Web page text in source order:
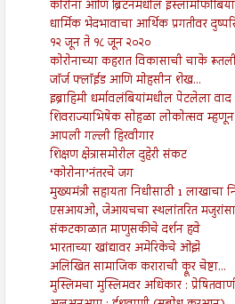
कोरोना आणि ब्रिटनमधील इस्लामोफोबिया
धार्मिक भेदभावाचा आर्थिक प्रगतीवर
१२ जून ते १८ जून २०२०
कोरोनाच्या कहरात विकासाची चाके
जॉर्ज फ्लॉईड आणि मोहसीन शेख...
इब्राहिमी धर्मावलंबियांमधील पेटलेला वाद
शिवराज्याभिषेक सोहळा लोकोत्सव म्हणून
आपली गल्ली हिरवीगार
शिक्षण क्षेत्रासमोरील दुहेरी संकट
‘कोरोना’नंतरचे जग
मुख्यमंत्री सहायता निधीसाठी 1 लाखाचा
एसआयओ, जेआयचचा स्थलांतरित
संकटकाळात माणुसकीचे दर्शन हवे
भारताच्या खांद्यावर अमेरिकेचे ओझे
अलिखित सामाजिक कराराची क्रूर चेष्टा...
मुस्लिमचा मुस्लिमवर अधिकार :